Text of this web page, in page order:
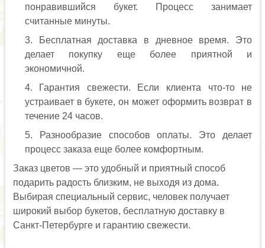
понравившийся букет. Процесс занимает
считанные минуты.
Бесплатная доставка в дневное время. Это
делает покупку еще более приятной и
экономичной.
Гарантия свежести. Если клиента что-то не
устраивает в букете, он может оформить возврат в
течение 24 часов.
Разнообразие способов оплаты. Это делает
процесс заказа еще более комфортным.
Заказ цветов — это удобный и приятный способ
подарить радость близким, не выходя из дома.
Выбирая специальный сервис, человек получает
широкий выбор букетов, бесплатную доставку в
Санкт-Петербурге и гарантию свежести.